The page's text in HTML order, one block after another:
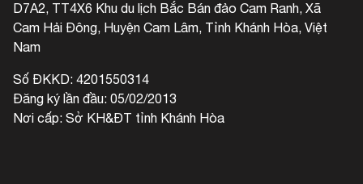
D7A2, TT4X6 Khu du lịch Bắc Bán đảo Cam Ranh, Xã
Cam Hải Đông, Huyện Cam Lâm, Tỉnh Khánh Hòa, Việt
Nam
Số ĐKKD: 4201550314
Đăng ký lần đầu: 05/02/2013
Nơi cấp: Sở KH&ĐT tỉnh Khánh Hòa